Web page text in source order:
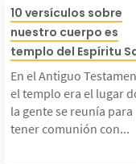
Al
dones
el
el
reunía
10 versículos sobre
nuestro cuerpo es
templo del Espíritu
En el Antiguo
el templo era el lugar
la gente se reunía para
tener comunión con...